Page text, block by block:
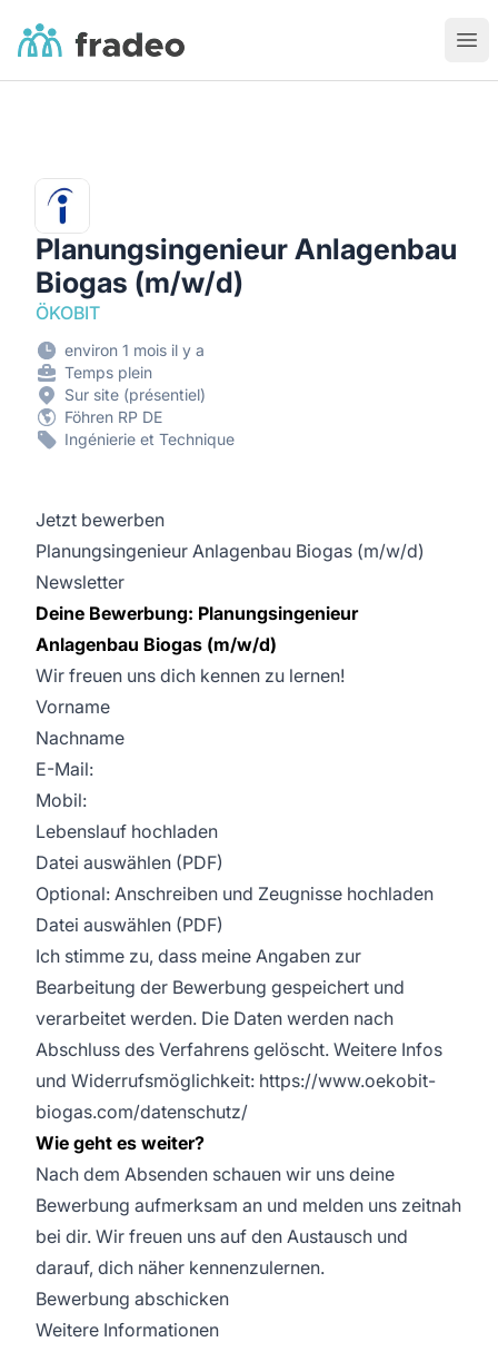
Fradeo
Planungsingenieur Anlagenbau
Biogas (m/w/d)
ÖKOBIT
environ 1 mois il y a
Temps plein
Sur site (présentiel)
Föhren RP DE
Ingénierie et Technique
Jetzt bewerben
Planungsingenieur Anlagenbau Biogas (m/w/d)
Newsletter
Deine Bewerbung: Planungsingenieur
Anlagenbau Biogas (m/w/d)
Wir freuen uns dich kennen zu lernen!
Vorname
Nachname
E-Mail:
Mobil:
Lebenslauf hochladen
Datei auswählen (PDF)
Optional: Anschreiben und Zeugnisse hochladen
Datei auswählen (PDF)
Ich stimme zu, dass meine Angaben zur
Bearbeitung der Bewerbung gespeichert und
verarbeitet werden. Die Daten werden nach
Abschluss des Verfahrens gelöscht. Weitere Infos
und Widerrufsmöglichkeit: https://www.oekobit-
biogas.com/datenschutz/
Wie geht es weiter?
Nach dem Absenden schauen wir uns deine
Bewerbung aufmerksam an und melden uns zeitnah
bei dir. Wir freuen uns auf den Austausch und
darauf, dich näher kennenzulernen.
Bewerbung abschicken
Weitere Informationen